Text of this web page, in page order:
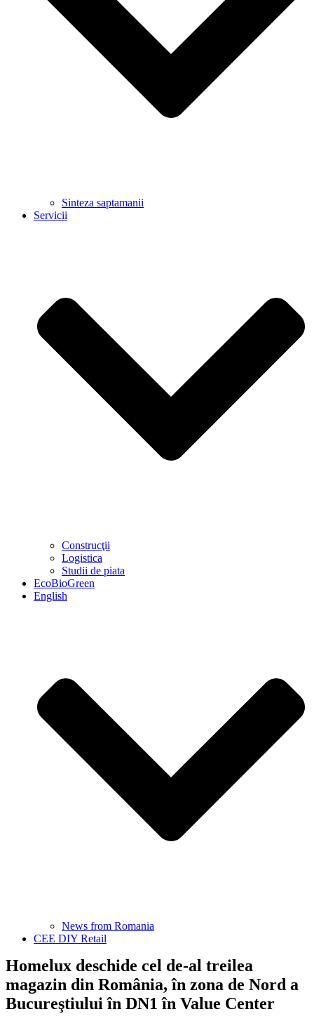
Sinteza saptamanii
Servicii
Construcţii
Logistica
Studii de piata
EcoBioGreen
English
News from Romania
CEE DIY Retail
Homelux deschide cel de-al treilea
magazin din România, în zona de Nord a
Bucureştiului în DN1 în Value Center